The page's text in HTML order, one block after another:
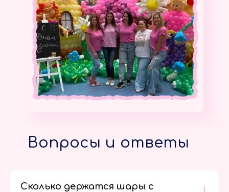
Вопросы и ответы
Сколько держатся шары с